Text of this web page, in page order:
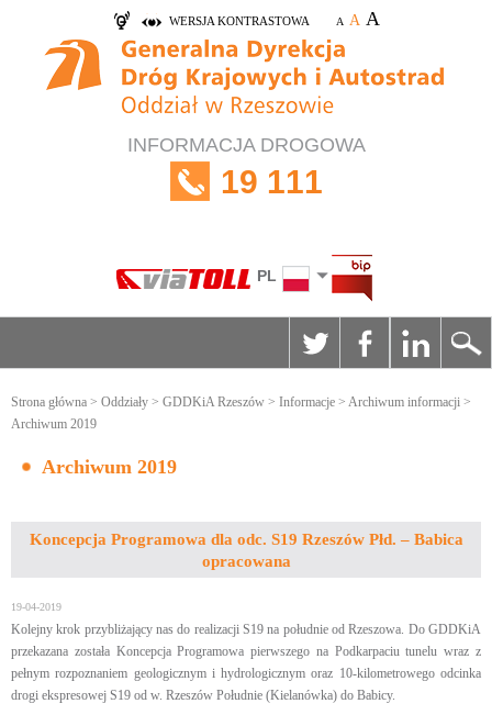
WERSJA KONTRASTOWA A A A
INFORMACJA DROGOWA
19 111
PL
Strona główna > Oddziały > GDDKiA Rzeszów > Informacje > Archiwum informacji >
Archiwum 2019
Archiwum 2019
Koncepcja Programowa dla odc. S19 Rzeszów Płd. – Babica
opracowana
19-04-2019
Kolejny krok przybliżający nas do realizacji S19 na południe od Rzeszowa. Do GDDKiA
przekazana została Koncepcja Programowa pierwszego na Podkarpaciu tunelu wraz z
pełnym rozpoznaniem geologicznym i hydrologicznym oraz 10-kilometrowego odcinka
drogi ekspresowej S19 od w. Rzeszów Południe (Kielanówka) do Babicy.